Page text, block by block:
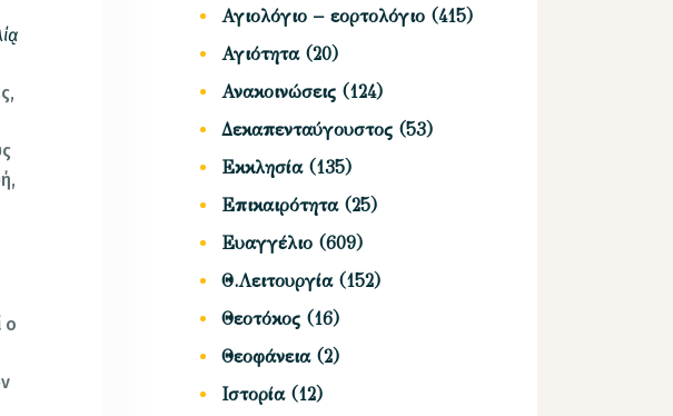
ο
Αγιολόγιο – εορτολόγιο (415)
Αγιότητα(20)
Ανακοινώσεις (124)
Δεκαπενταύγουστος (53)
Εκκλησία(135)
Επικαιρότητα(25)
Ευαγγέλιο (609)
Θ.Λειτουργία(152)
Θεοτόκος (16)
Θεοφάνεια(2)
Ιστορία(12)